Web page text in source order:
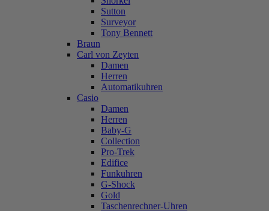
Sutton
Surveyor
Tony Bennett
Braun
Carl von Zeyten
Damen
Herren
Automatikuhren
Casio
Damen
Herren
Baby-G
Collection
Pro-Trek
Edifice
Funkuhren
G-Shock
Gold
Taschenrechner-Uhren